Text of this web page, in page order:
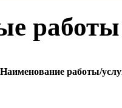
работы
Наименование работы/